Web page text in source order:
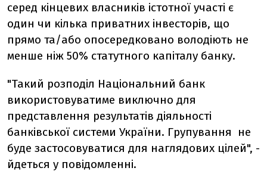
серед кінцевих власників істотної участі є
один чи кілька приватних інвесторів, що
прямо та/або опосередковано володіють не
менше ніж 50% статутного капіталу банку.
"Такий розподіл Національний банк
використовуватиме виключно для
представлення результатів діяльності
банківської системи України. Групування не
буде застосовуватися для наглядових цілей", -
йдеться у повідомленні.